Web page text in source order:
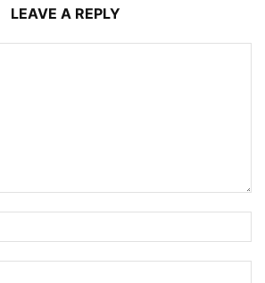
LEAVE A REPLY